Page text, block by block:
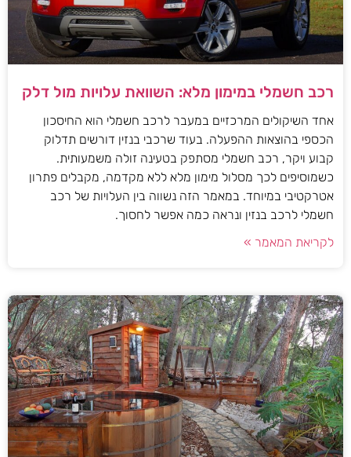
רכב חשמלי במימון מלא: השוואת עלויות מול דלק
אחד השיקולים המרכזיים במעבר לרכב חשמלי הוא החיסכון
הכספי בהוצאות ההפעלה. בעוד שרכבי בנזין דורשים תדלוק
קבוע ויקר, רכב חשמלי מסתפק בטעינה זולה משמעותית.
כשמוסיפים לכך מסלול מימון מלא ללא מקדמה, מקבלים פתרון
אטרקטיבי במיוחד. במאמר הזה נשווה בין העלויות של רכב
חשמלי לרכב בנזין ונראה כמה אפשר לחסוך.
לקריאת המאמר »